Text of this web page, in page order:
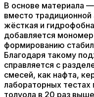
В основе материала
вместо
жёсткая и
добавляется
формированию
Благодаря такому
справляется с
смесей, как нафта,
лабораторных тестах
толуола в 20 раз